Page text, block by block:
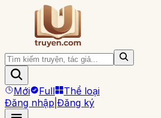
Mới Full
Thể loại
Đăng nhập Đăng ký